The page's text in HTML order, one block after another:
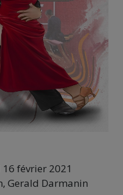
février 2021
Gerald Darmanin